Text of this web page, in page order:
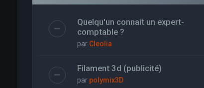
Quelqu'un connait un expert-
comptable ?
par Cleolia
Filament 3d (publicité)
par polymix3D